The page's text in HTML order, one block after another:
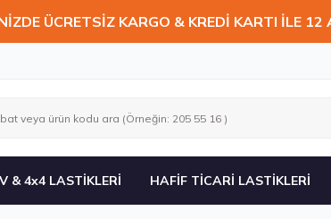
ÜCRETSİZ KARGO & KREDİ KARTI İLE
& 4x4 LASTİKLERİ HAFİF TİCARİ LASTİKLERİ